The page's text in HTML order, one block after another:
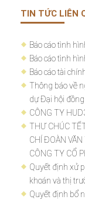
TIN TỨC LIÊN
Báo cáo tình
Báo cáo tình
Báo cáo tài
Thông báo về
dự Đại hội
CÔNG TY
THƯ CHÚC
CHÍ ĐOÀN
CÔNG TY CỔ
Quyết định xử
khoán và thị
Quyết định bổ